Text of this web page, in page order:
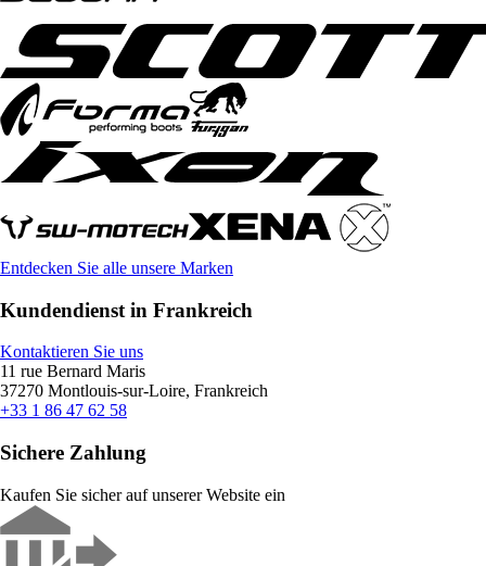
Entdecken Sie alle unsere Marken
Kundendienst in Frankreich
Kontaktieren Sie uns
11 rue Bernard Maris
37270 Montlouis-sur-Loire, Frankreich
+33 1 86 47 62 58
Sichere Zahlung
Kaufen Sie sicher auf unserer Website ein